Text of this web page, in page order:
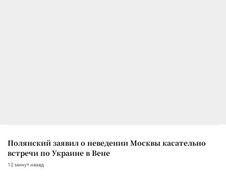
Полянский заявил о неведении Москвы касательно
встречи по Украине в Вене
12 минут назад